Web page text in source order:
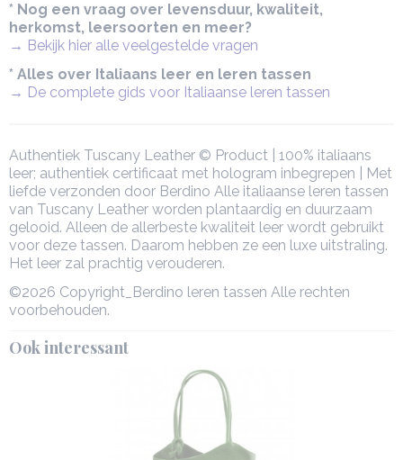
* Nog een vraag over levensduur, kwaliteit,
herkomst, leersoorten en meer?
→ Bekijk hier alle veelgestelde vragen
* Alles over Italiaans leer en leren tassen
→ De complete gids voor Italiaanse leren tassen
Authentiek Tuscany Leather © Product | 100% italiaans
leer; authentiek certificaat met hologram inbegrepen | Met
liefde verzonden door Berdino Alle italiaanse leren tassen
van Tuscany Leather worden plantaardig en duurzaam
gelooid. Alleen de allerbeste kwaliteit leer wordt gebruikt
voor deze tassen. Daarom hebben ze een luxe uitstraling.
Het leer zal prachtig verouderen.
©2026 Copyright_Berdino leren tassen Alle rechten
voorbehouden.
Ook interessant